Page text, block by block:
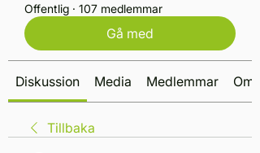
Offentlig · 107 medlemmar
Gå med
Diskussion Media Medlemmar Om
Tillbaka